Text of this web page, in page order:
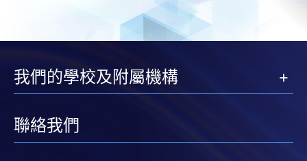
我們的學校及附屬機構
聯絡我們